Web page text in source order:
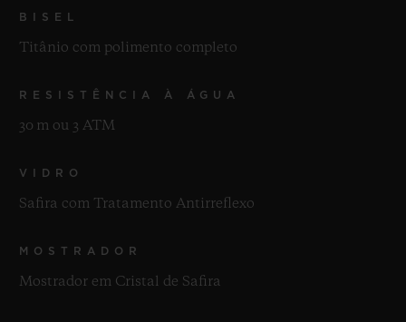
BISEL
Titânio com polimento completo
RESISTÊNCIA À ÁGUA
30 m ou 3 ATM
VIDRO
Safira com Tratamento Antirreflexo
MOSTRADOR
Mostrador em Cristal de Safira